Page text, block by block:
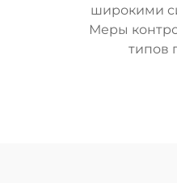
широкими
Меры
типов